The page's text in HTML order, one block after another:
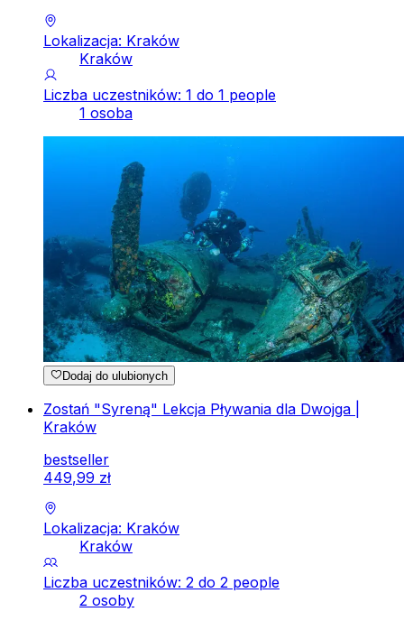
Lokalizacja: Kraków
Kraków
Liczba uczestników: 1 do 1 people
1 osoba
Dodaj do ulubionych
Zostań "Syreną" Lekcja Pływania dla Dwojga |
Kraków
bestseller
449,99 zł
Lokalizacja: Kraków
Kraków
Liczba uczestników: 2 do 2 people
2 osoby